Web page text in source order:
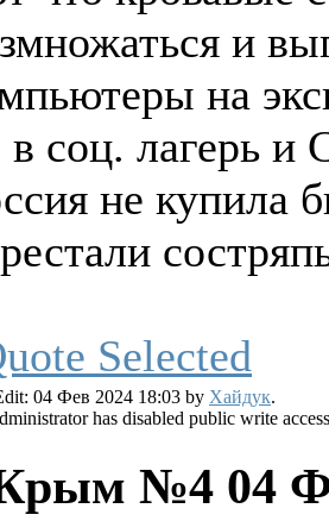
и
на
соц. лагерь
не купила
04 Фев 2024 18:03 by Хайдук.
has disabled public write
№4 04